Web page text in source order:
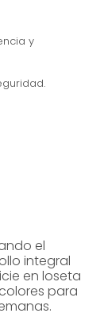
y
el
integral
en loseta
para